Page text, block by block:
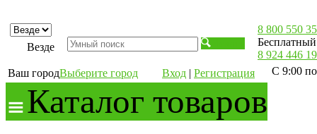
Везде
Ваш городВыберите город Вход | Регистрация
8 800 550
8 924 446
С 9:00
Каталог товаров